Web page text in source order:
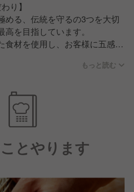
り】
める、伝統を守るの3つを大切
高を目指しています。
食材を使用し、お客様に五感で
利用いただけるお店作りを行っ
明確な評価制度】
富な研修制度や住宅・家族手
特徴です。
で
もっと読む
とやります